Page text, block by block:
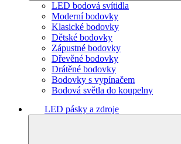
LED bodová svítidla
Moderní bodovky
Klasické bodovky
Dětské bodovky
Zápustné bodovky
Dřevěné bodovky
Drátěné bodovky
Bodovky s vypínačem
Bodová světla do koupelny
LED pásky a zdroje